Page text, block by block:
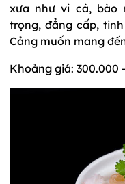
xưa như vi cá, bào
trọng, đẳng cấp,
Cảng muốn mang
Khoảng giá: